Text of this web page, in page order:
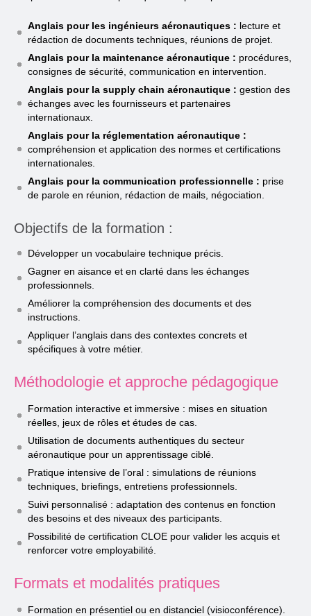
Anglais pour les ingénieurs aéronautiques : lecture et
rédaction de documents techniques, réunions de projet.
Anglais pour la maintenance aéronautique : procédures,
consignes de sécurité, communication en intervention.
Anglais pour la supply chain aéronautique : gestion des
échanges avec les fournisseurs et partenaires
internationaux.
Anglais pour la réglementation aéronautique :
compréhension et application des normes et certifications
internationales.
Anglais pour la communication professionnelle : prise
de parole en réunion, rédaction de mails, négociation.
Objectifs de la formation :
Développer un vocabulaire technique précis.
Gagner en aisance et en clarté dans les échanges
professionnels.
Améliorer la compréhension des documents et des
instructions.
Appliquer l’anglais dans des contextes concrets et
spécifiques à votre métier.
Méthodologie et approche pédagogique
Formation interactive et immersive : mises en situation
réelles, jeux de rôles et études de cas.
Utilisation de documents authentiques du secteur
aéronautique pour un apprentissage ciblé.
Pratique intensive de l’oral : simulations de réunions
techniques, briefings, entretiens professionnels.
Suivi personnalisé : adaptation des contenus en fonction
des besoins et des niveaux des participants.
Possibilité de certification CLOE pour valider les acquis et
renforcer votre employabilité.
Formats et modalités pratiques
Formation en présentiel ou en distanciel (visioconférence).